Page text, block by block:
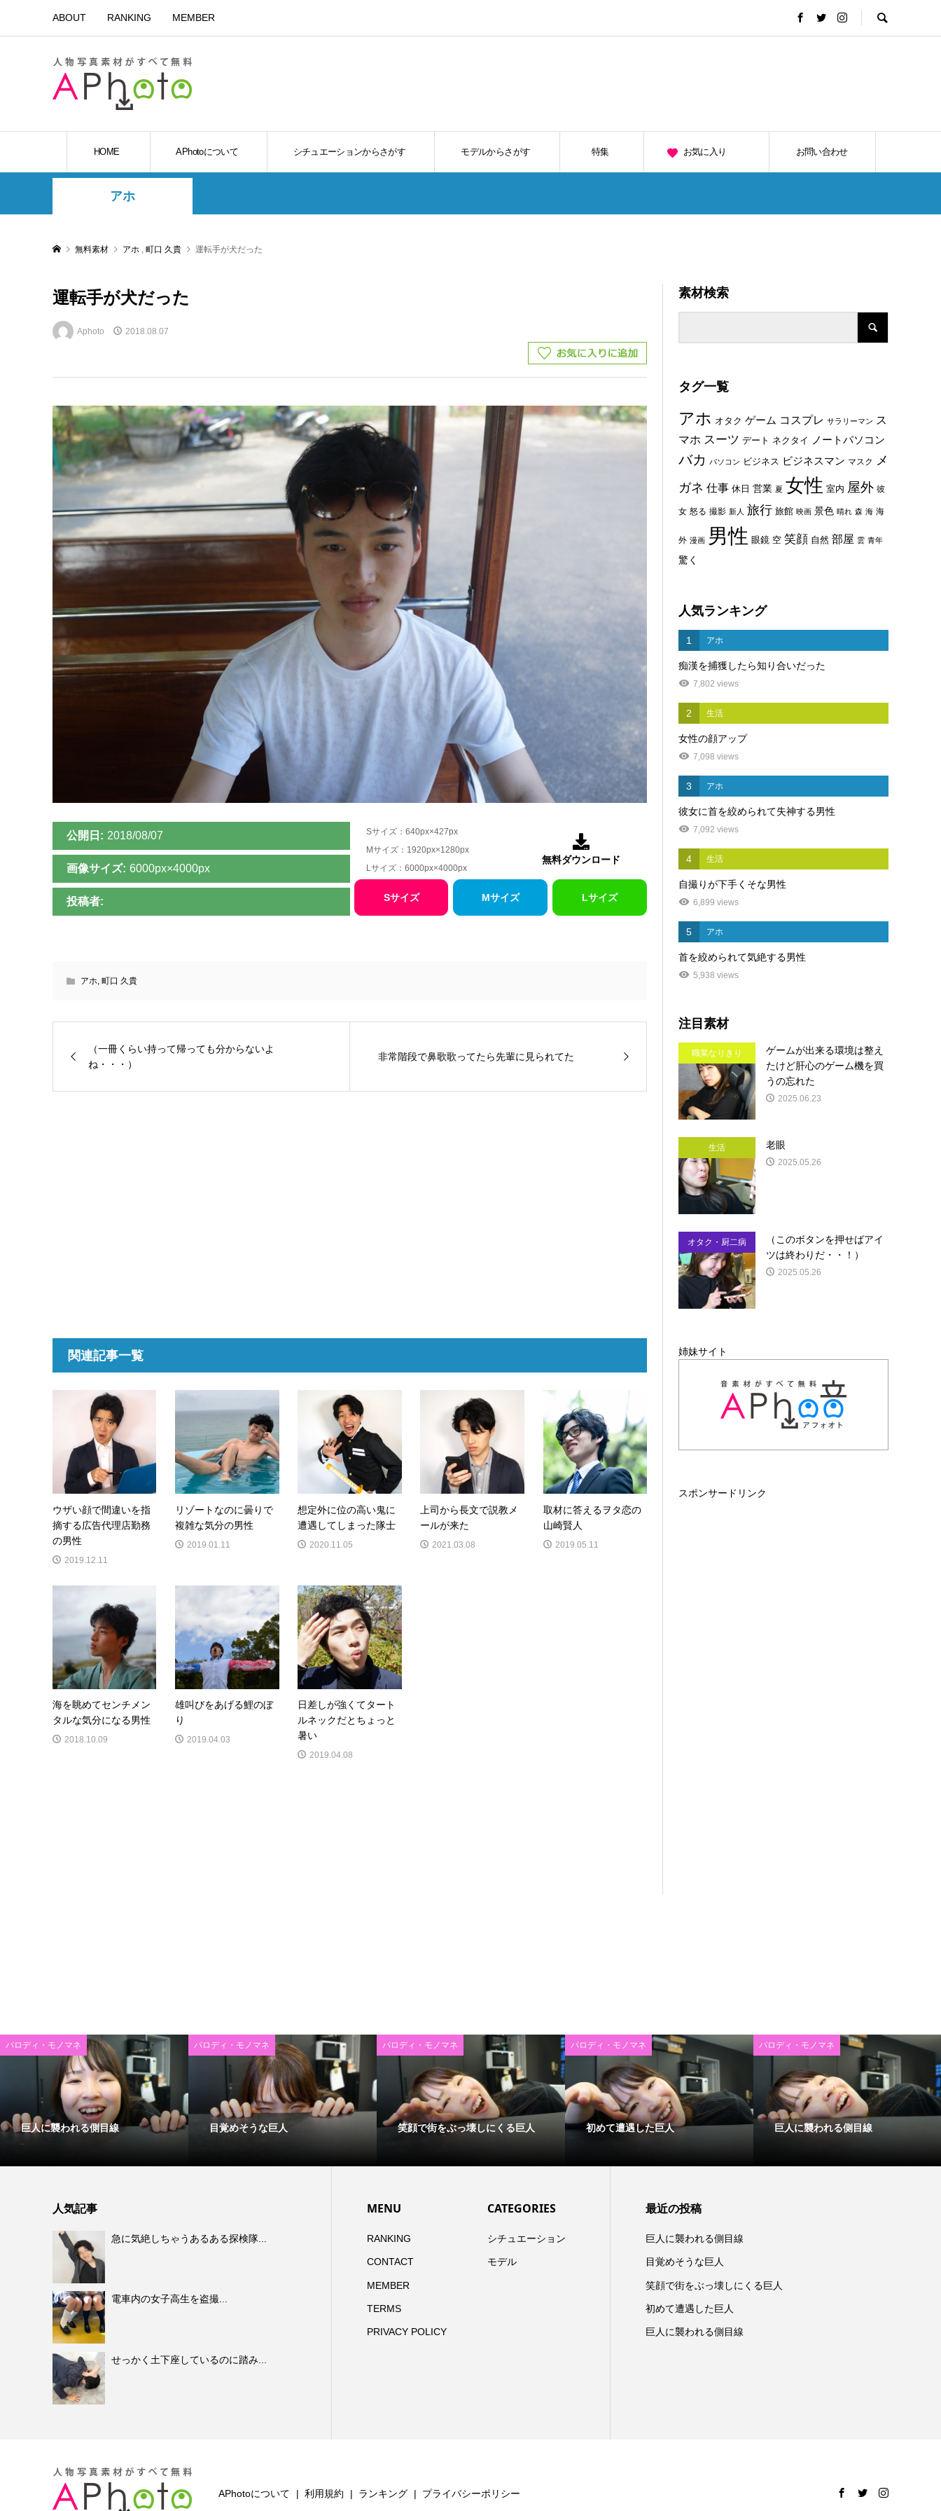
ABOUT RANKING MEMBER
HOME APhotoについて シチュエーションからさがす モデルからさがす 特集 お気に入り お問い合わせ
アホ
無料素材 アホ , 町口 久貴 運転手が犬だった
運転手が犬だった
Aphoto 2018.08.07
公開日: 2018/08/07
画像サイズ: 6000px×4000px
投稿者:
Sサイズ：640px×427px
Mサイズ：1920px×1280px
Lサイズ：6000px×4000px

無料ダウンロード
Sサイズ Mサイズ Lサイズ
アホ 町口 久貴
（一冊くらい持って帰っても分からないよ
ね・・・）
非常階段で鼻歌歌ってたら先輩に見られてた
関連記事一覧
ウザい顔で間違いを指
摘する広告代理店勤務
の男性
2019.12.11
リゾートなのに曇りで
複雑な気分の男性
2019.01.11
想定外に位の高い鬼に
遭遇してしまった隊士
2020.11.05
上司から長文で説教メ
ールが来た
2021.03.08
取材に答えるヲタ恋の
山崎賢人
2019.05.11
海を眺めてセンチメン
タルな気分になる男性
2018.10.09
雄叫びをあげる鯉のぼ
り
2019.04.03
日差しが強くてタート
ルネックだとちょっと
暑い
2019.04.08
素材検索
タグ一覧
アホ オタク ゲーム コスプレ サラリーマン ス
マホ スーツ デート ネクタイ ノートパソコン
バカ パソコン ビジネス ビジネスマン マスク メ
ガネ 仕事 休日 営業 夏 女性 室内 屋外 彼
女 怒る 撮影 新人 旅行 旅館 映画 景色 晴れ 森 海 海
外 漫画 男性 眼鏡 空 笑顔 自然 部屋 雲 青年
驚く
人気ランキング
1 アホ
痴漢を捕獲したら知り合いだった
7,802 views
2 生活
女性の顔アップ
7,098 views
3 アホ
彼女に首を絞められて失神する男性
7,092 views
4 生活
自撮りが下手くそな男性
6,899 views
5 アホ
首を絞められて気絶する男性
5,938 views
注目素材
職業なりきり
ゲームが出来る環境は整え
たけど肝心のゲーム機を買
うの忘れた
2025.06.23
生活 老眼
2025.05.26
オタク・厨二病
（このボタンを押せばアイ
ツは終わりだ・・！）
2025.05.26
姉妹サイト
スポンサードリンク
パロディ・モノマネ
巨人に襲われる側目線
パロディ・モノマネ
目覚めそうな巨人
パロディ・モノマネ
笑顔で街をぶっ壊しにくる巨人
パロディ・モノマネ
初めて遭遇した巨人
パロディ・モノマネ
巨人に襲われる側目線
人気記事
急に気絶しちゃうあるある探検隊...
電車内の女子高生を盗撮...
せっかく土下座しているのに踏み...
MENU
RANKING
CONTACT
MEMBER
TERMS
PRIVACY POLICY
CATEGORIES
シチュエーション
モデル
最近の投稿
巨人に襲われる側目線
目覚めそうな巨人
笑顔で街をぶっ壊しにくる巨人
初めて遭遇した巨人
巨人に襲われる側目線
APhotoについて 利用規約 ランキング プライバシーポリシー